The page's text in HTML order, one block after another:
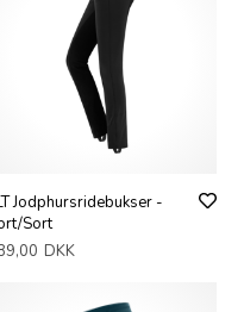
Jodphursridebukser -
Sort
DKK